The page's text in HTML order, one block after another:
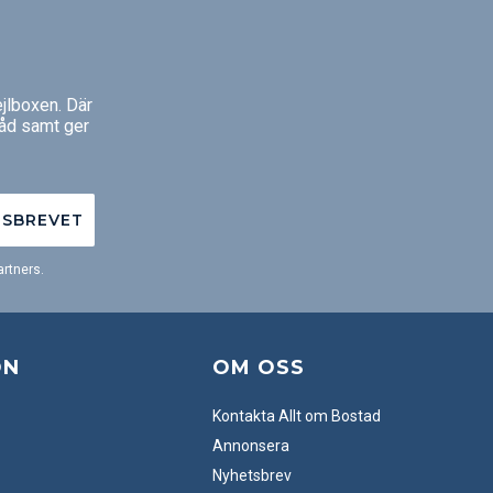
Där
samt ger
OM OSS
Kontakta Allt om Bostad
Annonsera
Nyhetsbrev